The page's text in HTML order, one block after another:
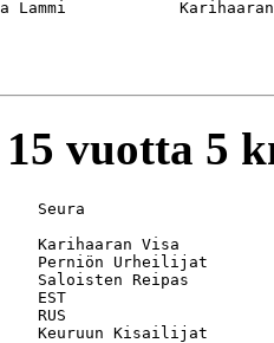
vuotta 5
Seura
Karihaaran Visa
Perniön Urheilijat
Saloisten Reipas
EST
RUS
Keuruun Kisailijat